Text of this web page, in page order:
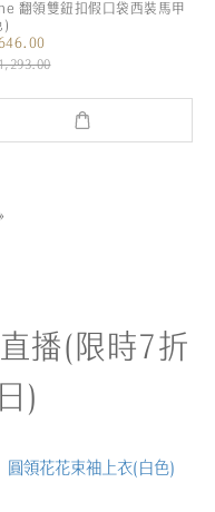
翻領雙鈕扣假口袋西裝馬甲
)
»
播(限時7折
)